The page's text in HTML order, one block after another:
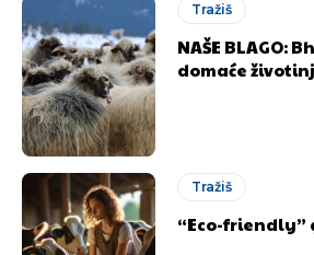
Tražiš
NAŠE BLAGO:
domaće
Tražiš
“Eco-friendly”